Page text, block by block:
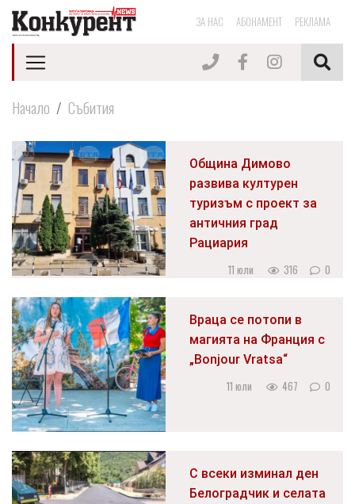
ЗА НАС АБОНАМЕНТ РЕКЛАМА
Начало Събития
Община Димово
развива културен
туризъм с проект за
античния град
Рациария
11 юли 316 0
Враца се потопи в
магията на Франция с
„Bonjour Vratsa“
11 юли 467 0
С всеки изминал ден
Белоградчик и селата